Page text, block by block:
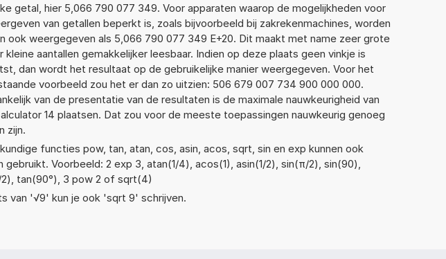
getal, hier 5,066 790 077 349. Voor apparaten waarop de mogelijkheden voor
van getallen beperkt is, zoals bijvoorbeeld bij zakrekenmachines, worden
ook weergegeven als 5,066 790 077 349 E+20. Dit maakt met name zeer grote
kleine aantallen gemakkelijker leesbaar. Indien op deze plaats geen vinkje is
dan wordt het resultaat op de gebruikelijke manier weergegeven. Voor het
voorbeeld zou het er dan zo uitzien: 506 679 007 734 900 000 000.
van de presentatie van de resultaten is de maximale nauwkeurigheid van
14 plaatsen. Dat zou voor de meeste toepassingen nauwkeurig genoeg
zijn.
functies pow, tan, atan, cos, asin, acos, sqrt, sin en exp kunnen ook
gebruikt. Voorbeeld: 2 exp 3, atan(1/4), acos(1), asin(1/2), sin(π/2), sin(90),
tan(90°), 3 pow 2 of sqrt(4)
van '√9' kun je ook 'sqrt 9' schrijven.